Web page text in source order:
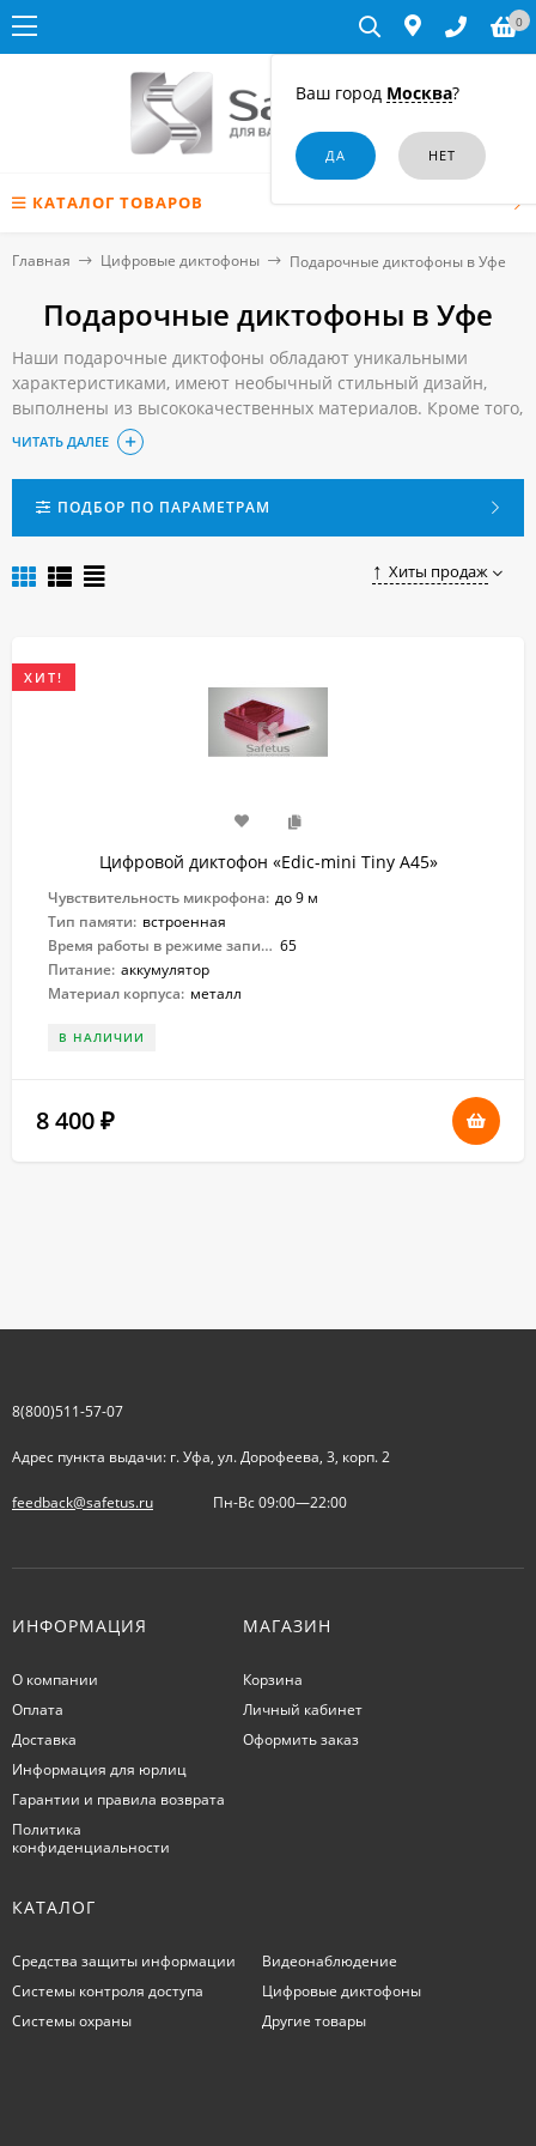
Ваш город Москва?
0
КАТАЛОГ ТОВАРОВ
Главная Цифровые диктофоны Подарочные диктофоны в Уфе
Подарочные диктофоны в Уфе
Наши подарочные диктофоны обладают уникальными
характеристиками, имеют необычный стильный дизайн,
выполнены из высококачественных материалов. Кроме того,
каждый из них поставляется в эксклюзивном футляре, что
придает такому подарку законченный вид и избавляет
клиента от забот о достойной упаковке.
Купить качественный и недорогой подарочный диктофон по
доступной цене в Уфе вы можете, сделав заказ в нашем
ЧИТАТЬ ДАЛЕЕ
ПОДБОР ПО ПАРАМЕТРАМ
Хиты продаж
ХИТ!
Цифровой диктофон «Edic-mini Tiny A45»
Чувствительность микрофона: до 9 м
Тип памяти: встроенная
Время работы в режиме записи: 65
Питание: аккумулятор
Материал корпуса: металл
В НАЛИЧИИ
8 400 ₽
8(800)511-57-07
Адрес пункта выдачи: г. Уфа, ул. Дорофеева, 3, корп. 2
feedback@safetus.ru Пн-Вс 09:00—22:00
ИНФОРМАЦИЯ
О компании
Оплата
Доставка
Информация для юрлиц
Гарантии и правила возврата
Политика
конфиденциальности
МАГАЗИН
Корзина
Личный кабинет
Оформить заказ
КАТАЛОГ
Средства защиты информации
Системы контроля доступа
Системы охраны
Видеонаблюдение
Цифровые диктофоны
Другие товары